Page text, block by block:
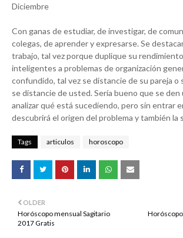
Diciembre
Con ganas de estudiar, de investigar, de
colegas, de aprender y expresarse. Se
trabajo, tal vez porque duplique su
inteligentes a problemas de organización
confundido, tal vez se distancie de su pareja o
se distancie de usted. Sería bueno que se den
analizar qué está sucediendo, pero sin entrar
descubrirá el origen del problema y también la
Tags articulos horoscopo
OLDER
Horóscopo mensual Sagitario
2017 Gratis